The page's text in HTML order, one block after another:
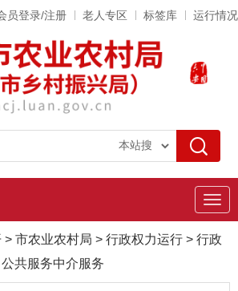
员登录/注册 老人专区 标签库 运行情况
导
航
> 市农业农村局 > 行政权力运行 > 行政
公共服务中介服务